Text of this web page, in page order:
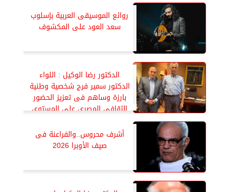
روائع الموسيقى العربية بإسلوب
سعد العود على المكشوف
الدكتور رضا الوكيل : اللواء
الدكتور سمير فرج شخصية وطنية
بارزة وساهم فى تعزيز الحضور
الثقافي المصري على المستوى
أشرف محروس..والفراعنة فى
صيف الأوبرا 2026